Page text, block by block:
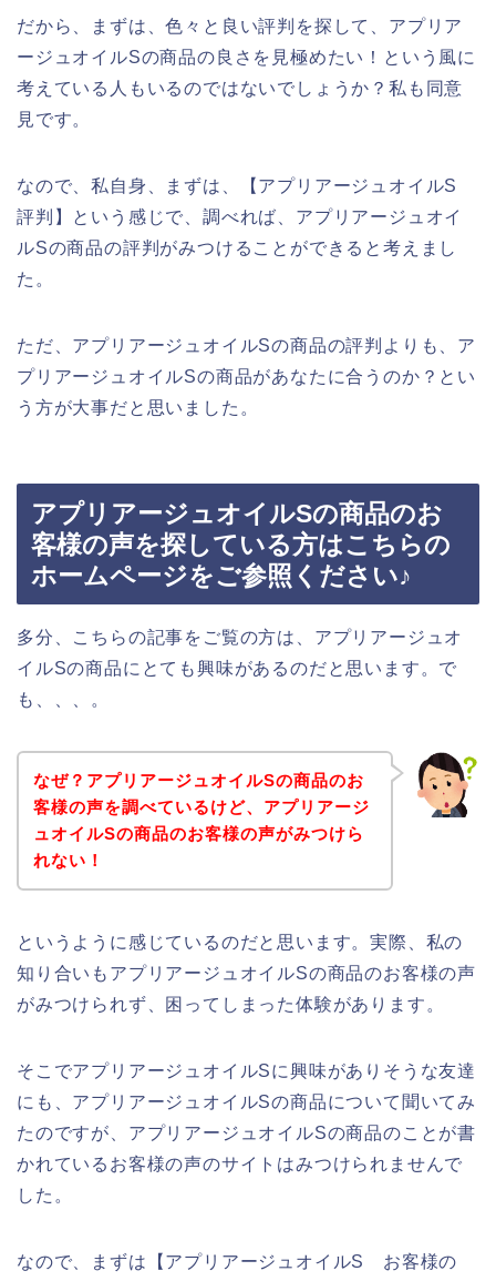
だから、まずは、色々と良い評判を探して、アプリア
ージュオイルSの商品の良さを見極めたい！という風に
考えている人もいるのではないでしょうか？私も同意
見です。
なので、私自身、まずは、【アプリアージュオイルS
評判】という感じで、調べれば、アプリアージュオイ
ルSの商品の評判がみつけることができると考えまし
た。
ただ、アプリアージュオイルSの商品の評判よりも、ア
プリアージュオイルSの商品があなたに合うのか？とい
う方が大事だと思いました。
アプリアージュオイルSの商品のお
客様の声を探している方はこちらの
ホームページをご参照ください♪
多分、こちらの記事をご覧の方は、アプリアージュオ
イルSの商品にとても興味があるのだと思います。で
も、、、。
なぜ？アプリアージュオイルSの商品のお
客様の声を調べているけど、アプリアージ
ュオイルSの商品のお客様の声がみつけら
れない！
というように感じているのだと思います。実際、私の
知り合いもアプリアージュオイルSの商品のお客様の声
がみつけられず、困ってしまった体験があります。
そこでアプリアージュオイルSに興味がありそうな友達
にも、アプリアージュオイルSの商品について聞いてみ
たのですが、アプリアージュオイルSの商品のことが書
かれているお客様の声のサイトはみつけられませんで
した。
なので、まずは【アプリアージュオイルS お客様の